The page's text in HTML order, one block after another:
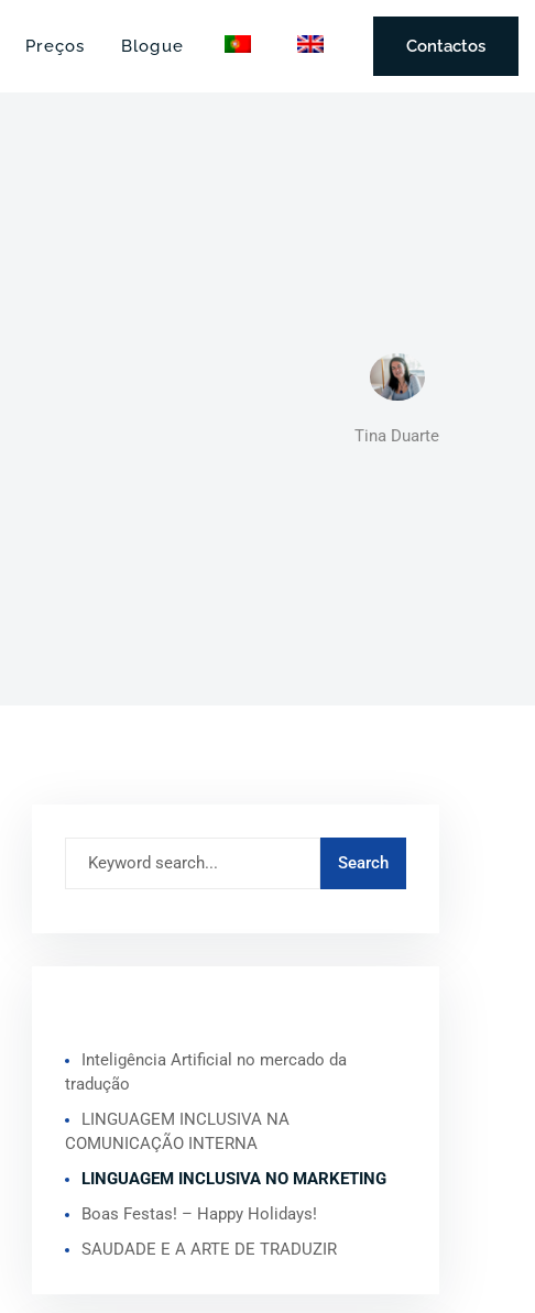
Preços Blogue Contactos
Tina Duarte
Inteligência Artificial no mercado da
tradução
LINGUAGEM INCLUSIVA NA
COMUNICAÇÃO INTERNA
LINGUAGEM INCLUSIVA NO MARKETING
Boas Festas! – Happy Holidays!
SAUDADE E A ARTE DE TRADUZIR